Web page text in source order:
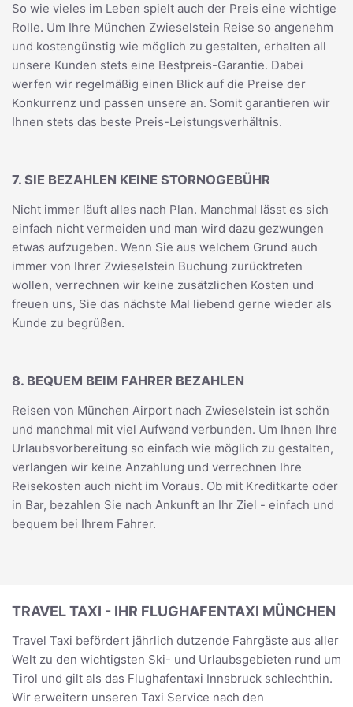
So wie vieles im Leben spielt auch der Preis eine wichtige
Rolle. Um Ihre München Zwieselstein Reise so angenehm
und kostengünstig wie möglich zu gestalten, erhalten all
unsere Kunden stets eine Bestpreis-Garantie. Dabei
werfen wir regelmäßig einen Blick auf die Preise der
Konkurrenz und passen unsere an. Somit garantieren wir
Ihnen stets das beste Preis-Leistungsverhältnis.
7. SIE BEZAHLEN KEINE STORNOGEBÜHR
Nicht immer läuft alles nach Plan. Manchmal lässt es sich
einfach nicht vermeiden und man wird dazu gezwungen
etwas aufzugeben. Wenn Sie aus welchem Grund auch
immer von Ihrer Zwieselstein Buchung zurücktreten
wollen, verrechnen wir keine zusätzlichen Kosten und
freuen uns, Sie das nächste Mal liebend gerne wieder als
Kunde zu begrüßen.
8. BEQUEM BEIM FAHRER BEZAHLEN
Reisen von München Airport nach Zwieselstein ist schön
und manchmal mit viel Aufwand verbunden. Um Ihnen Ihre
Urlaubsvorbereitung so einfach wie möglich zu gestalten,
verlangen wir keine Anzahlung und verrechnen Ihre
Reisekosten auch nicht im Voraus. Ob mit Kreditkarte oder
in Bar, bezahlen Sie nach Ankunft an Ihr Ziel - einfach und
bequem bei Ihrem Fahrer.
TRAVEL TAXI - IHR FLUGHAFENTAXI MÜNCHEN
Travel Taxi befördert jährlich dutzende Fahrgäste aus aller
Welt zu den wichtigsten Ski- und Urlaubsgebieten rund um
Tirol und gilt als das Flughafentaxi Innsbruck schlechthin.
Wir erweitern unseren Taxi Service nach den